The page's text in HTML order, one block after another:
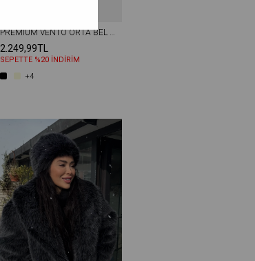
2.249,99TL
SEPETTE %20 İNDİRİM
+4